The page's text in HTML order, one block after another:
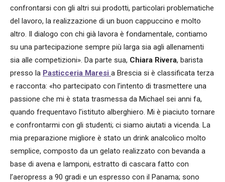
confrontarsi con gli altri sui prodotti, particolari problematiche
del lavoro, la realizzazione di un buon cappuccino e molto
altro. Il dialogo con chi già lavora è fondamentale, contiamo
su una partecipazione sempre più larga sia agli allenamenti
sia alle competizioni». Da parte sua, Chiara Rivera, barista
presso la Pasticceria Maresi a Brescia si è classificata terza
e racconta: «ho partecipato con l’intento di trasmettere una
passione che mi è stata trasmessa da Michael sei anni fa,
quando frequentavo l’istituto alberghiero. Mi è piaciuto tornare
e confrontarmi con gli studenti; ci siamo aiutati a vicenda. La
mia preparazione migliore è stato un drink analcolico molto
semplice, composto da un gelato realizzato con bevanda a
base di avena e lamponi, estratto di cascara fatto con
l’aeropress a 90 gradi e un espresso con il Panama; sono